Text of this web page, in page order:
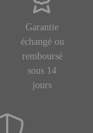
Garantie
échangé ou
remboursé
sous 14
jours